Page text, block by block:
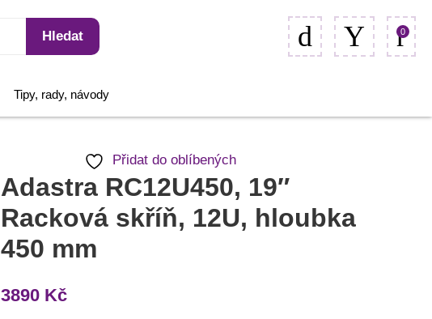
Hledat 0
Tipy, rady, návody
Přidat do oblíbených
Adastra RC12U450, 19″
Racková skříň, 12U, hloubka
450 mm
3890 Kč